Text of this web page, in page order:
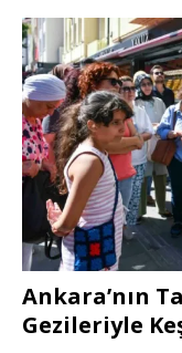
Ankara’nın
Gezileriyle